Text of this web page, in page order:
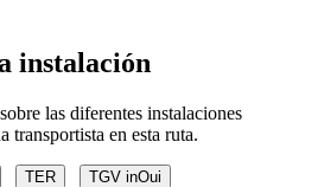
instalación
las diferentes instalaciones
transportista en esta ruta.
TER TGV inOui